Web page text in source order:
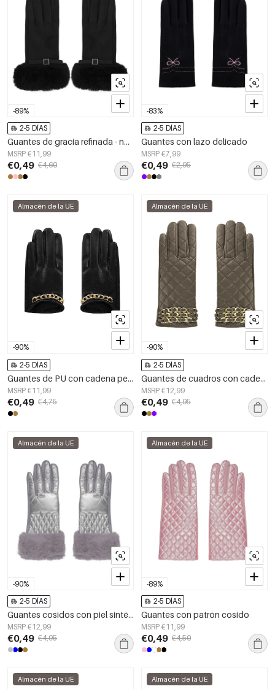
-89%
2-5 DÍAS
Guantes de gracia refinada - negros
MSRP €11,99
€0,49 €4,60
-83%
2-5 DÍAS
Guantes con lazo delicado
MSRP €7,99
€0,49 €2,95
-90%
Almacén de la UE
2-5 DÍAS
Guantes de PU con cadena pequeña
MSRP €11,99
€0,49 €4,75
-90%
Almacén de la UE
2-5 DÍAS
Guantes de cuadros con cadena
MSRP €12,99
€0,49 €4,95
-90%
Almacén de la UE
2-5 DÍAS
Guantes cosidos con piel sintética - plateado
MSRP €12,99
€0,49 €4,95
-89%
Almacén de la UE
2-5 DÍAS
Guantes con patrón cosido
MSRP €11,99
€0,49 €4,50
Almacén de la UE Almacén de la UE